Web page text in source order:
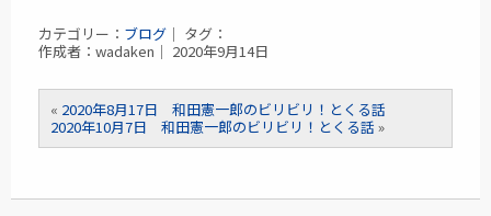
カテゴリー： ブログ ｜ タグ：
作成者：wadaken｜ 2020年9月14日
« 2020年8月17日 和田憲一郎のビリビリ！とくる話
2020年10月7日 和田憲一郎のビリビリ！とくる話 »